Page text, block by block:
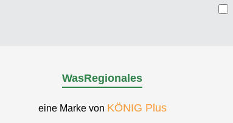
WasRegionales
eine Marke von KÖNIG Plus